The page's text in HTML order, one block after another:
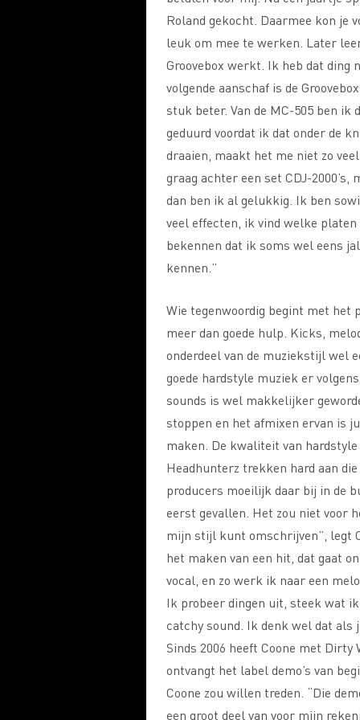
Roland gekocht. Daarmee kon je
leuk om mee te werken. Later
Groovebox werkt. Ik heb dat ding
volgende aanschaf is de
stuk beter. Van de MC-505 ben ik
geduurd voordat ik dat onder de
draaien, maakt het me niet zo
graag achter een set CDJ-
dan ben ik al gelukkig. Ik ben
veel effecten, ik vind welke
bekennen dat ik soms wel eens
kennen.”
Wie tegenwoordig begint met het
meer dan goede hulp. Kicks,
onderdeel van de muziekstijl wel
goede hardstyle muziek er
sounds is wel makkelijker
stoppen en het afmixen ervan is
maken. De kwaliteit van
Headhunterz trekken hard aan
producers moeilijk daar bij in de
eerst gevallen. Het zou niet voor
mijn stijl kunt omschrijven”, legt
het maken van een hit, dat gaat
vocal, en zo werk ik naar een
Ik probeer dingen uit, steek wat
catchy sound. Ik denk wel dat
Sinds 2006 heeft Coone met
ontvangt het label demo’s van
Coone zou willen treden. “Die
een groot deel van voor mijn